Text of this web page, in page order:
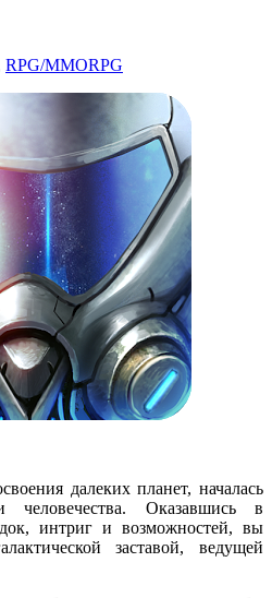
RPG/MMORPG
далеких планет, началась
Оказавшись в
интриг и возможностей, вы
заставой, ведущей